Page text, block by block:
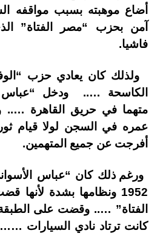
أضاع موهبته بسبب مواقفه
آمن بحزب “مصر الفتاة”
فاشيا.
ولذلك كان يعادي حزب
الكاسحة ….. ودخل “عباس
متهما في حريق القاهرة …..
أفرجت عن جميع المتهمين.
ورغم ذلك كان “عباس
1952 ونظامها بشدة
الفتاة” ….. وقضت على الطبقة
كانت ترتاد نادي السيارات